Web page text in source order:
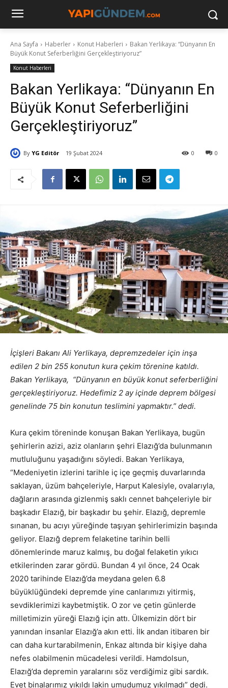
Ana Sayfa Haberler Konut Haberleri
Bakan Yerlikaya: “Dünyanın En
Büyük Konut Seferberliğini Gerçekleştiriyoruz”
Konut Haberleri
Bakan Yerlikaya: “Dünyanın En
Büyük Konut Seferberliğini
Gerçekleştiriyoruz”
By YG Editör 19 Şubat 2024 0
0
İçişleri Bakanı Ali Yerlikaya, depremzedeler için inşa
edilen 2 bin 255 konutun kura çekim törenine katıldı.
Bakan Yerlikaya, “Dünyanın en büyük konut seferberliğini
gerçekleştiriyoruz. Hedefimiz 2 ay içinde deprem bölgesi
genelinde 75 bin konutun teslimini yapmaktır.” dedi.
Kura çekim töreninde konuşan Bakan Yerlikaya, bugün
şehirlerin azizi, aziz olanların şehri Elazığ’da bulunmanın
mutluluğunu yaşadığını söyledi. Bakan Yerlikaya,
“Medeniyetin izlerini tarihle iç içe geçmiş duvarlarında
saklayan, üzüm bahçeleriyle, Harput Kalesiyle, ovalarıyla,
dağların arasında gizlenmiş saklı cennet bahçeleriyle bir
başkadır Elazığ, bir başkadır bu şehir. Elazığ, depremle
sınanan, bu acıyı yüreğinde taşıyan şehirlerimizin başında
geliyor. Elazığ deprem felaketine tarihin belli
dönemlerinde maruz kalmış, bu doğal felaketin yıkıcı
etkilerinden zarar gördü. Bundan 4 yıl önce, 24 Ocak
2020 tarihinde Elazığ’da meydana gelen 6.8
büyüklüğündeki depremde yine canlarımızı yitirmiş,
sevdiklerimizi kaybetmiştik. O zor ve çetin günlerde
milletimizin yüreği Elazığ için attı. Ülkemizin dört bir
yanından insanlar Elazığ’a akın etti. İlk andan itibaren bir
can daha kurtarabilmenin, Enkaz altında bir kişiye daha
nefes olabilmenin mücadelesi verildi. Hamdolsun,
Elazığ’da depremin yaralarını söz verdiğimiz gibi sardık.
Evet binalarımız yıkıldı lakin umudumuz yıkılmadı” dedi.